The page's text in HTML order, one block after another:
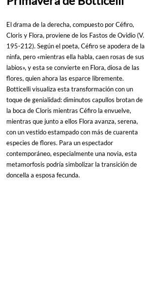
El drama de la derecha, compuesto por Céfiro,
Cloris y Flora, proviene de los Fastos de Ovidio (V.
195-212). Según el poeta, Céfiro se apodera de la
ninfa, pero «mientras ella habla, caen rosas de sus
labios», y esta se convierte en Flora, diosa de las
flores, quien ahora las esparce libremente.
Botticelli visualiza esta transformación con un
toque de genialidad: diminutos capullos brotan de
la boca de Cloris mientras Céfiro la envuelve,
mientras que junto a ellos Flora avanza, serena,
con un vestido estampado con más de cuarenta
especies de flores. Para un espectador
contemporáneo, especialmente una novia, esta
metamorfosis podría simbolizar la transición de
doncella a esposa fecunda.